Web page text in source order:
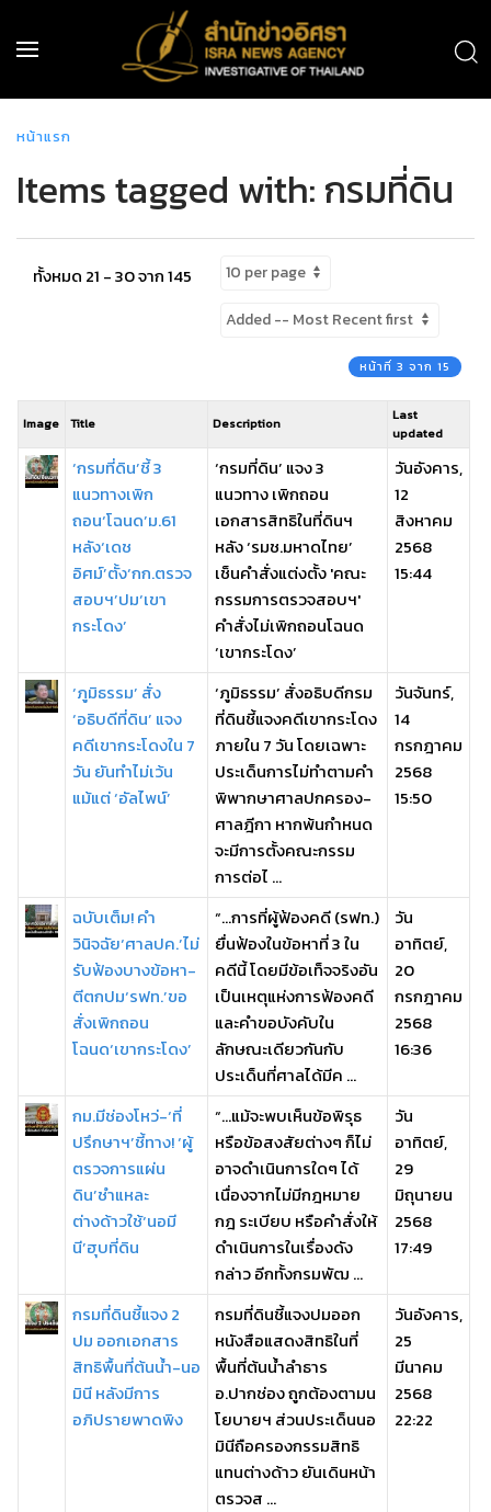
หน้าแรก
Items tagged with: กรมที่ดิน
ทั้งหมด 21 - 30 จาก 145
หน้าที่ 3 จาก 15
Image Title Description
Last
updated
‘กรมที่ดิน’ชี้ 3
แนวทางเพิก
ถอน‘โฉนด’ม.61
หลัง‘เดช
อิศม์’ตั้ง‘กก.ตรวจ
สอบฯ’ปม‘เขา
กระโดง’
‘กรมที่ดิน’ แจง 3
แนวทาง เพิกถอน
เอกสารสิทธิในที่ดินฯ
หลัง ‘รมช.มหาดไทย’
เช็นคำสั่งแต่งตั้ง 'คณะ
กรรมการตรวจสอบฯ'
คำสั่งไม่เพิกถอนโฉนด
‘เขากระโดง’
วันอังคาร,
12
สิงหาคม
2568
15:44
‘ภูมิธรรม’ สั่ง
‘อธิบดีที่ดิน’ แจง
คดีเขากระโดงใน 7
วัน ยันทำไม่เว้น
แม้แต่ ‘อัลไพน์’
‘ภูมิธรรม’ สั่งอธิบดีกรม
ที่ดินชี้แจงคดีเขากระโดง
ภายใน 7 วัน โดยเฉพาะ
ประเด็นการไม่ทำตามคำ
พิพากษาศาลปกครอง-
ศาลฎีกา หากพ้นกำหนด
จะมีการตั้งคณะกรรม
การต่อไ ...
วันจันทร์,
14
กรกฎาคม
2568
15:50
ฉบับเต็ม! คำ
วินิจฉัย‘ศาลปค.’ไม่
รับฟ้องบางข้อหา-
ตีตกปม‘รฟท.’ขอ
สั่งเพิกถอน
โฉนด‘เขากระโดง’
“…การที่ผู้ฟ้องคดี (รฟท.)
ยื่นฟ้องในข้อหาที่ 3 ใน
คดีนี้ โดยมีข้อเท็จจริงอัน
เป็นเหตุแห่งการฟ้องคดี
และคําขอบังคับใน
ลักษณะเดียวกันกับ
ประเด็นที่ศาลได้มีค ...
วัน
อาทิตย์,
20
กรกฎาคม
2568
16:36
กม.มีช่องโหว่-‘ที่
ปรึกษาฯ’ชี้ทาง! ‘ผู้
ตรวจการแผ่น
ดิน’ชำแหละ
ต่างด้าวใช้‘นอมี
นี’ฮุบที่ดิน
“…แม้จะพบเห็นข้อพิรุธ
หรือข้อสงสัยต่างๆ ก็ไม่
อาจดำเนินการใดๆ ได้
เนื่องจากไม่มีกฎหมาย
กฎ ระเบียบ หรือคำสั่งให้
ดำเนินการในเรื่องดัง
กล่าว อีกทั้งกรมพัฒ ...
วัน
อาทิตย์,
29
มิถุนายน
2568
17:49
กรมที่ดินชี้แจง 2
ปม ออกเอกสาร
สิทธิพื้นที่ต้นน้ำ-นอ
มินี หลังมีการ
อภิปรายพาดพิง
กรมที่ดินชี้แจงปมออก
หนังสือแสดงสิทธิในที่
พื้นที่ต้นน้ำลำธาร
อ.ปากช่อง ถูกต้องตามน
โยบายฯ ส่วนประเด็นนอ
มินีถือครองกรรมสิทธิ
แทนต่างด้าว ยันเดินหน้า
ตรวจส ...
วันอังคาร,
25
มีนาคม
2568
22:22